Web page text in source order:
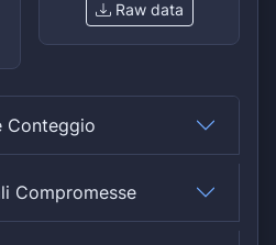
Raw data
Conteggio
Compromesse